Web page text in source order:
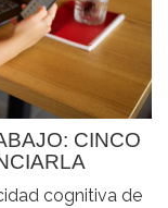
CINCO
cognitiva de